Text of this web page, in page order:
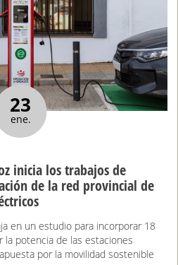
23
ene.
inicia los trabajos de
de la red provincial de
en un estudio para incorporar 18
la potencia de las estaciones
por la movilidad sostenible